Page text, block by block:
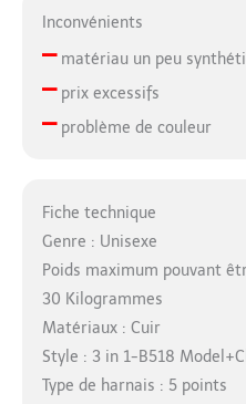
Inconvénients
–matériau un peu
–prix excessifs
–problème de couleur
Fiche technique
Genre : Unisexe
Poids maximum pouvant
30 Kilogrammes
Matériaux : Cuir
Style : 3 in 1-B518
Type de harnais : 5 points